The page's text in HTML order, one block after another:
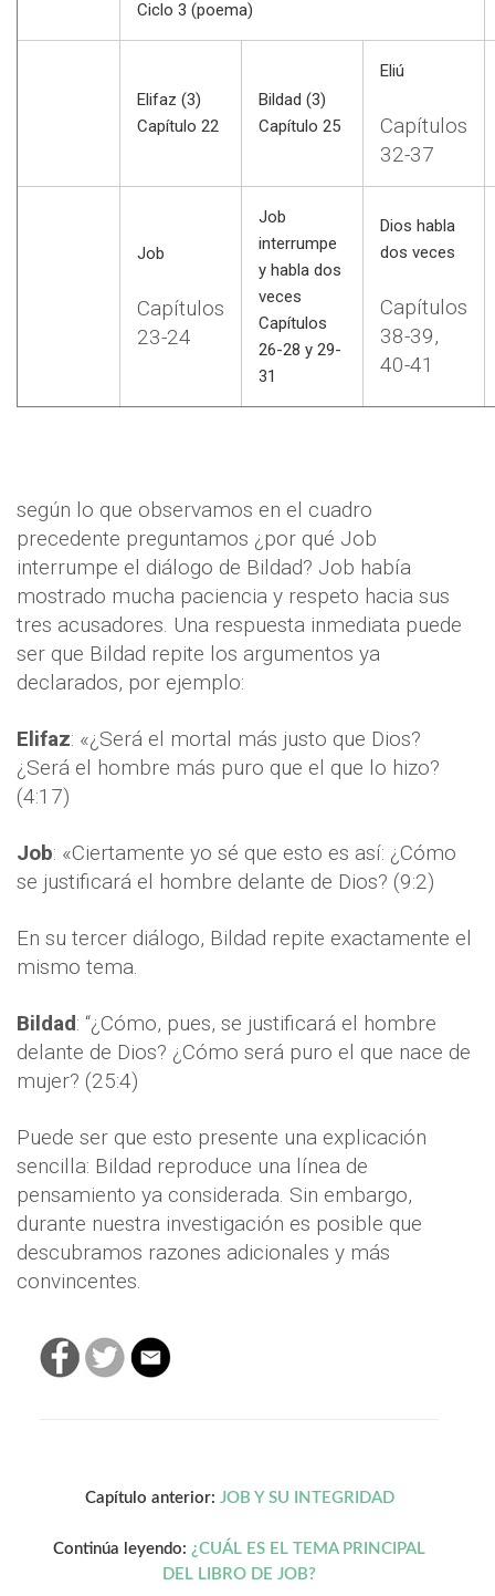
Ciclo 3 (poema)
Elifaz (3)
Capítulo 22
Bildad (3)
Capítulo 25
Eliú
Capítulos
32-37
Job
Capítulos
23-24
Job
interrumpe
y habla dos
veces
Capítulos
26-28 y 29-
31
Dios habla
dos veces
Capítulos
38-39,
40-41
según lo que observamos en el cuadro
precedente preguntamos ¿por qué Job
interrumpe el diálogo de Bildad? Job había
mostrado mucha paciencia y respeto hacia sus
tres acusadores. Una respuesta inmediata puede
ser que Bildad repite los argumentos ya
declarados, por ejemplo:
Elifaz: «¿Será el mortal más justo que Dios?
¿Será el hombre más puro que el que lo hizo?
(4:17)
Job: «Ciertamente yo sé que esto es así: ¿Cómo
se justificará el hombre delante de Dios? (9:2)
En su tercer diálogo, Bildad repite exactamente el
mismo tema.
Bildad: “¿Cómo, pues, se justificará el hombre
delante de Dios? ¿Cómo será puro el que nace de
mujer? (25:4)
Puede ser que esto presente una explicación
sencilla: Bildad reproduce una línea de
pensamiento ya considerada. Sin embargo,
durante nuestra investigación es posible que
descubramos razones adicionales y más
convincentes.
Capítulo anterior: JOB Y SU INTEGRIDAD
Continúa leyendo: ¿CUÁL ES EL TEMA PRINCIPAL
DEL LIBRO DE JOB?